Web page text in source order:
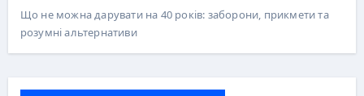
Що не можна дарувати на 40 років: заборони, прикмети та
розумні альтернативи